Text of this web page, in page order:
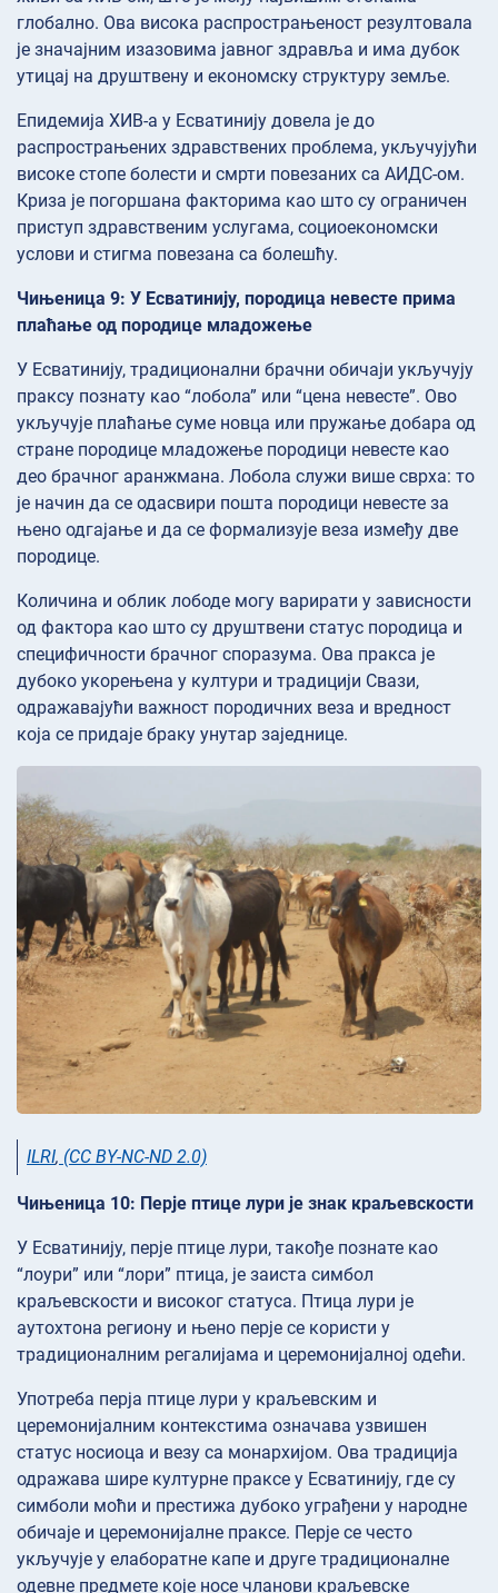
глобално. Ова висока распрострањеност резултовала
је значајним изазовима јавног здравља и има дубок
утицај на друштвену и економску структуру земље.
Епидемија ХИВ-а у Есватинију довела је до
распрострањених здравствених проблема, укључујући
високе стопе болести и смрти повезаних са АИДС-ом.
Криза је погоршана факторима као што су ограничен
приступ здравственим услугама, социоекономски
услови и стигма повезана са болешћу.
Чињеница 9: У Есватинију, породица невесте прима
плаћање од породице младожење
У Есватинију, традиционални брачни обичаји укључују
праксу познату као “лобола” или “цена невесте”. Ово
укључује плаћање суме новца или пружање добара од
стране породице младожење породици невесте као
део брачног аранжмана. Лобола служи више сврха: то
је начин да се одасвири пошта породици невесте за
њено одгајање и да се формализује веза између две
породице.
Количина и облик лободе могу варирати у зависности
од фактора као што су друштвени статус породица и
специфичности брачног споразума. Ова пракса је
дубоко укорењена у култури и традицији Свази,
одражавајући важност породичних веза и вредност
која се придаје браку унутар заједнице.
ILRI, (CC BY-NC-ND 2.0)
Чињеница 10: Перје птице лури је знак краљевскости
У Есватинију, перје птице лури, такође познате као
“лоури” или “лори” птица, је заиста симбол
краљевскости и високог статуса. Птица лури је
аутохтона региону и њено перје се користи у
традиционалним регалијама и церемонијалној одећи.
Употреба перја птице лури у краљевским и
церемонијалним контекстима означава узвишен
статус носиоца и везу са монархијом. Ова традиција
одражава шире културне праксе у Есватинију, где су
симболи моћи и престижа дубоко уграђени у народне
обичаје и церемонијалне праксе. Перје се често
укључује у елаборатне капе и друге традиционалне
одевне предмете које носе чланови краљевске